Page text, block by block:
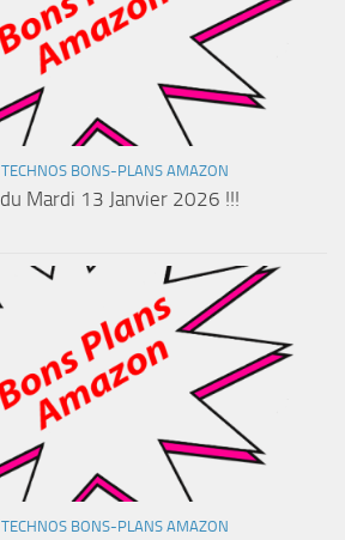
TECHNOS BONS-PLANS AMAZON
Mardi 13 Janvier 2026 !!!
TECHNOS BONS-PLANS AMAZON